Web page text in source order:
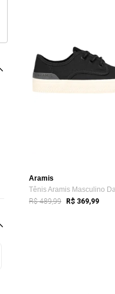
Aramis
R$ 489,99 R$ 369,99